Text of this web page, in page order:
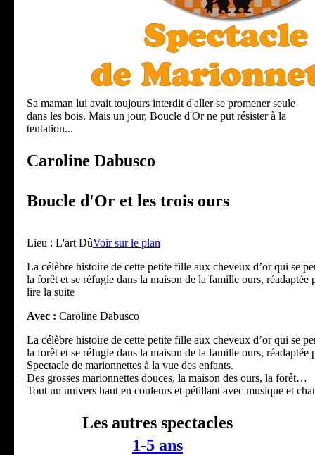
Sa maman lui avait toujours interdit d'aller se promener seule
dans les bois. Mais un jour, Boucle d'Or ne put résister à la
tentation...
Caroline Dabusco
Boucle d'Or et les trois ours
Lieu : L'art DûVoir sur le plan
La célèbre histoire de cette petite fille aux cheveux d’or qui se
la forêt et se réfugie dans la maison de la famille ours, réadaptée
lire la suite
Avec : Caroline Dabusco
La célèbre histoire de cette petite fille aux cheveux d’or qui se
la forêt et se réfugie dans la maison de la famille ours, réadaptée
Spectacle de marionnettes à la vue des enfants.
Des grosses marionnettes douces, la maison des ours, la forêt…
Tout un univers haut en couleurs et pétillant avec musique et
Les autres spectacles
1-5 ans